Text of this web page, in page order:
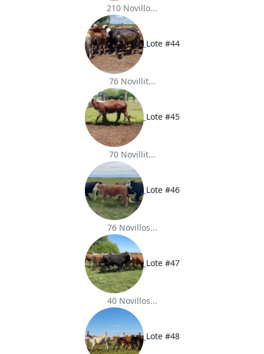
210 Novillo...
Lote #44
76 Novillit...
Lote #45
70 Novillit...
Lote #46
76 Novillos...
Lote #47
40 Novillos...
Lote #48